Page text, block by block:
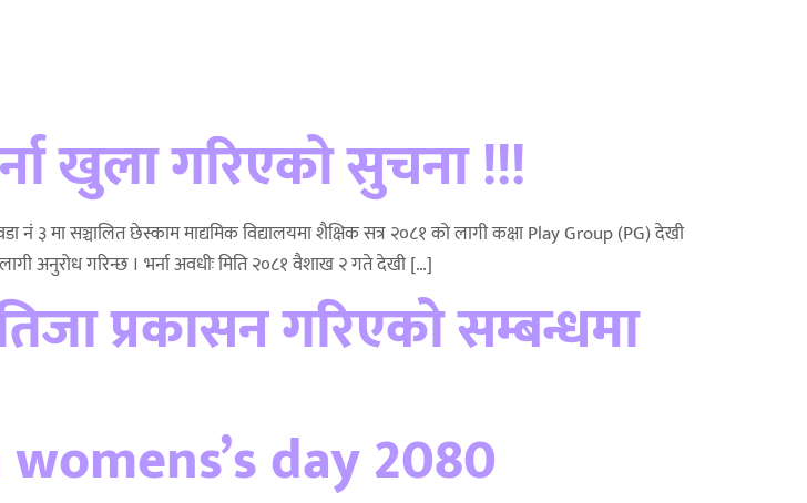
खुला गरिएको सुचना !!!
३ मा सञ्चालित छेस्काम माद्यमिक विद्यालयमा शैक्षिक सत्र २०८१ को लागी कक्षा Play Group (PG) देखी
अनुरोध गरिन्छ । भर्ना अवधीः मिति २०८१ वैशाख २ गते देखी […]
प्रकासन गरिएको सम्बन्धमा
day 2080